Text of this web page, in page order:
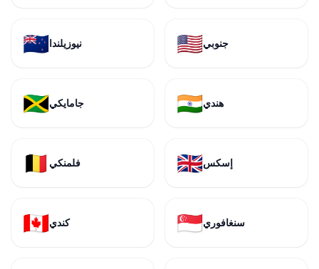
🇳🇿نيوزيلندا 🇺🇸جنوبي
🇯🇲جامايكي 🇮🇳هندي
🇧🇪 فلمنكي 🇬🇧إسكس
🇨🇦كندي 🇸🇬سنغافوري